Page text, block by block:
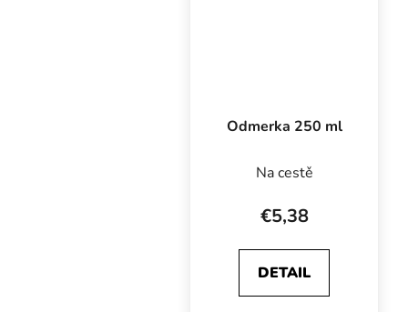
Odmerka 250 ml
Na cestě
€5,38
DETAIL